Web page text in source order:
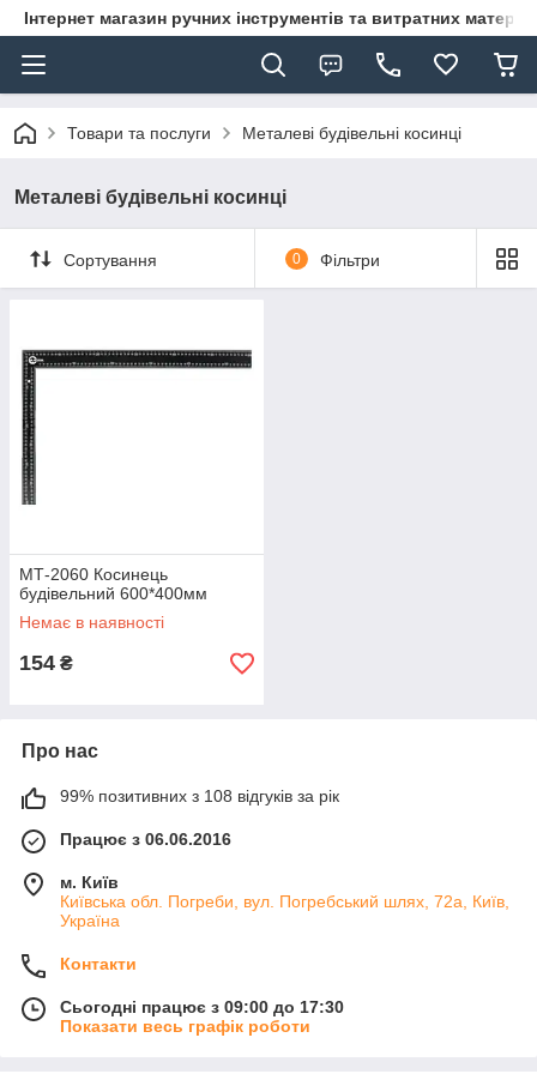
Інтернет магазин ручних інструментів та витратних
Товари та послуги Металеві будівельні косинці
Металеві будівельні косинці
Сортування 0 Фільтри
МТ-2060 Косинець
будівельний 600*400мм
Немає в наявності
154 ₴
Про нас
99% позитивних з 108 відгуків за рік
Працює з 06.06.2016
м. Київ
Київська обл. Погреби, вул. Погребський шлях, 72а, Київ,
Україна
Контакти
Сьогодні працює з 09:00 до 17:30
Показати весь графік роботи